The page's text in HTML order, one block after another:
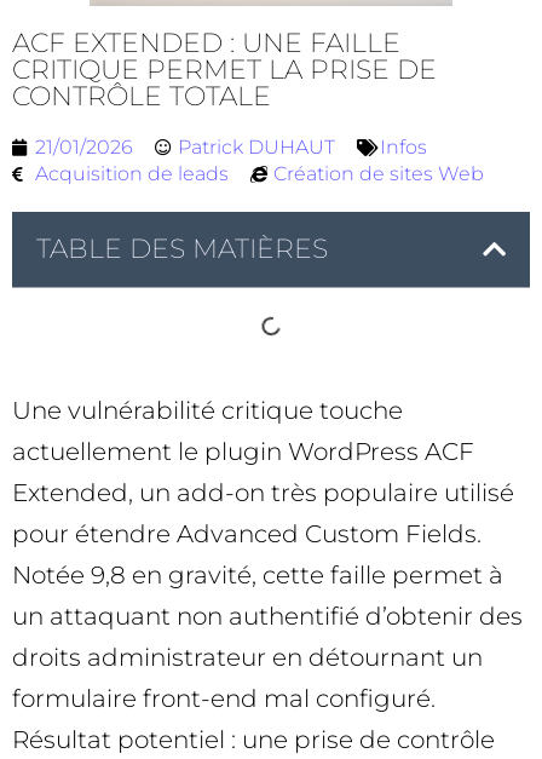
ACF EXTENDED : UNE FAILLE
CRITIQUE PERMET LA PRISE DE
CONTRÔLE TOTALE
21/01/2026 Patrick DUHAUT
Infos
Acquisition de leads
Création de sites Web
TABLE DES MATIÈRES
Une vulnérabilité critique touche
actuellement le plugin WordPress ACF
Extended, un add-on très populaire utilisé
pour étendre Advanced Custom Fields.
Notée 9,8 en gravité, cette faille permet à
un attaquant non authentifié d’obtenir des
droits administrateur en détournant un
formulaire front-end mal configuré.
Résultat potentiel : une prise de contrôle